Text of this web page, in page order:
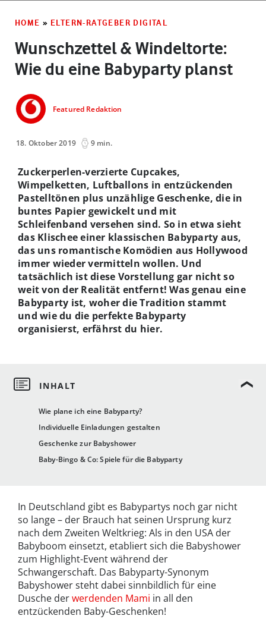
HOME » ELTERN-RATGEBER DIGITAL
Wunschzettel & Windeltorte:
Wie du eine Babyparty planst
Featured Redaktion
18. Oktober 2019 9 min.
Wie plane ich eine Babyparty?
Individuelle Einladungen gestalten
Geschenke zur Babyshower
Baby-Bingo & Co: Spiele für die Babyparty
Zuckerperlen-verzierte Cupcakes,
Wimpelketten, Luftballons in entzückenden
Pastelltönen plus unzählige Geschenke, die in
buntes Papier gewickelt und mit
Schleifenband versehen sind. So in etwa sieht
das Klischee einer klassischen Babyparty aus,
das uns romantische Komödien aus Hollywood
immer wieder vermitteln wollen. Und
tatsächlich ist diese Vorstellung gar nicht so
weit von der Realität entfernt! Was genau eine
Babyparty ist, woher die Tradition stammt
und wie du die perfekte Babyparty
organisierst, erfährst du hier.
In Deutschland gibt es Babypartys noch gar nicht
so lange – der Brauch hat seinen Ursprung kurz
nach dem Zweiten Weltkrieg: Als in den USA der
Babyboom einsetzt, etabliert sich die Babyshower
zum Highlight-Event während der
Schwangerschaft. Das Babyparty-Synonym
Babyshower steht dabei sinnbildlich für eine
Dusche derwerdenden Mami in all den
entzückenden Baby-Geschenken!